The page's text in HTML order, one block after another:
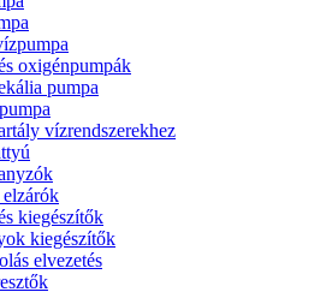
oxigénpumpák
pumpa
vízrendszerekhez
kiegészítők
kiegészítők
elvezetés